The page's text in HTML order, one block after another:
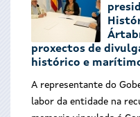
proxectos de
histórico e
A representante do
labor da entidade na